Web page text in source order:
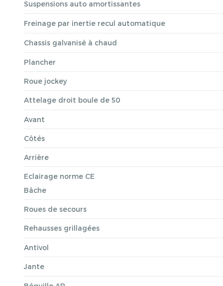
Suspensions auto amortissantes
Freinage par inertie recul automatique
Chassis galvanisé à chaud
Plancher
Roue jockey
Attelage droit boule de 50
Avant
Côtés
Arrière
Eclairage norme CE
Bâche
Roues de secours
Rehausses grillagées
Antivol
Jante